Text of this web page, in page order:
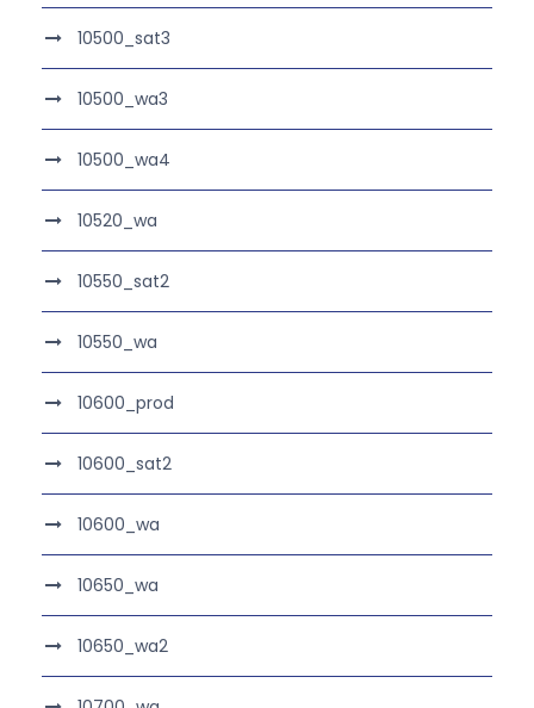
10500_sat3
10500_wa3
10500_wa4
10520_wa
10550_sat2
10550_wa
10600_prod
10600_sat2
10600_wa
10650_wa
10650_wa2